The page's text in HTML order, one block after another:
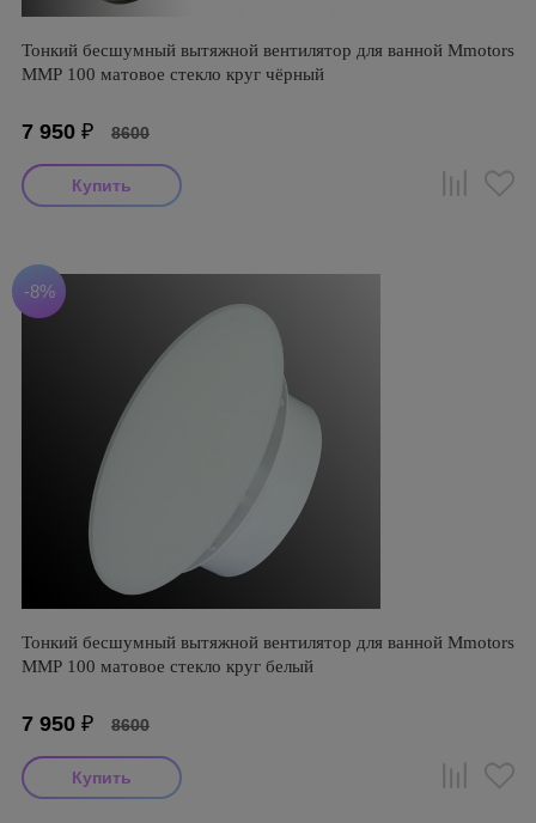
Тонкий бесшумный вытяжной вентилятор для ванной Mmotors
ММР 100 матовое стекло круг чёрный
7 950 ₽ 8600
-8%
Тонкий бесшумный вытяжной вентилятор для ванной Mmotors
ММР 100 матовое стекло круг белый
7 950 ₽ 8600